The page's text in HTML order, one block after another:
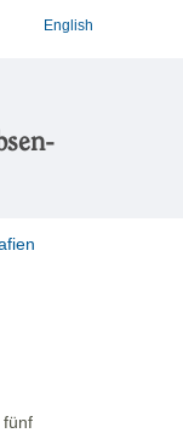
English
fünf